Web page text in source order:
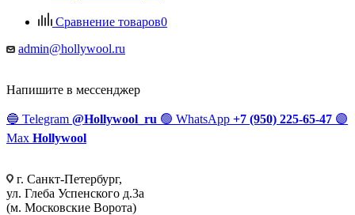
Сравнение товаров0
admin@hollywool.ru
Напишите в мессенджер
🔵 Telegram @Hollywool_ru 🟢 WhatsApp +7 (950) 225-65-47 🟣
Max Hollywool
г. Санкт-Петербург,
ул. Глеба Успенского д.3а
(м. Московские Ворота)